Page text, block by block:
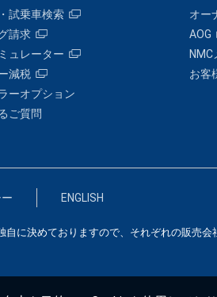
試乗車検索
請求
ュレーター
減税
ーオプション
ご質問
オー
AOG
お客
ENGLISH
に決めておりますので、それぞれの販売会